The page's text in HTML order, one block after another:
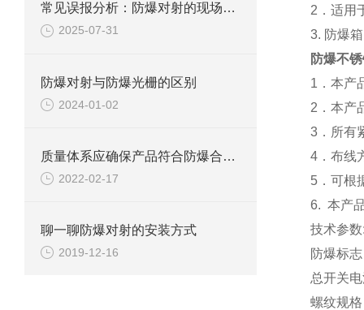
常见误报分析：防爆对射的现场调试避坑指南
2025-07-31
防爆对射与防爆光栅的区别
2024-01-02
质量体系应确保产品符合防爆合格证和技术文件规定的防爆型式。
2022-02-17
聊一聊防爆对射的安装方式
2019-12-16
2 ．适
3. 防爆
防爆不
1 ．本产
2 ．本产
3．所有
4．布线
5．可根
6. 本产
技术参数
防爆标
总开关
螺纹规